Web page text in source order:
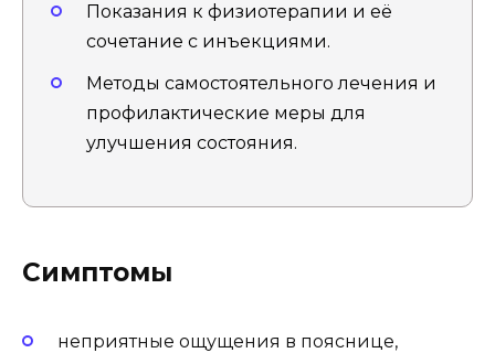
Показания к физиотерапии и её
сочетание с инъекциями.
Методы самостоятельного лечения и
профилактические меры для
улучшения состояния.
Симптомы
неприятные ощущения в пояснице,